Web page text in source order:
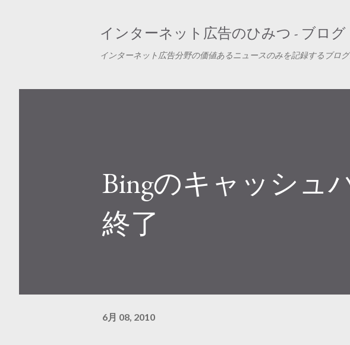
インターネット広告のひみつ - ブログ
インターネット広告分野の価値あるニュースのみを記録するブロ
Bingのキャッシュ
終了
6月 08, 2010